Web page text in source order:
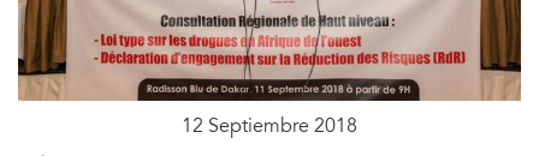
12 Septiembre 2018